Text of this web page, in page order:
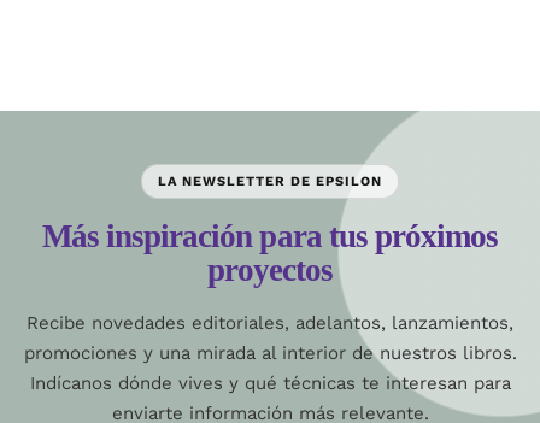
LA NEWSLETTER DE EPSILON
Más inspiración para tus próximos
proyectos
Recibe novedades editoriales, adelantos, lanzamientos,
promociones y una mirada al interior de nuestros libros.
Indícanos dónde vives y qué técnicas te interesan para
enviarte información más relevante.